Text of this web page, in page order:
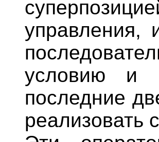
условию и
последние
реализовать